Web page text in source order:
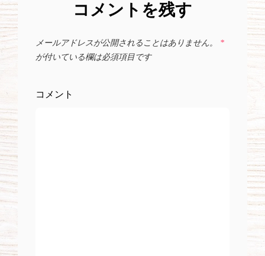
コメントを残す
メールアドレスが公開されることはありません。
*
が付いている欄は必須項目です
コメント